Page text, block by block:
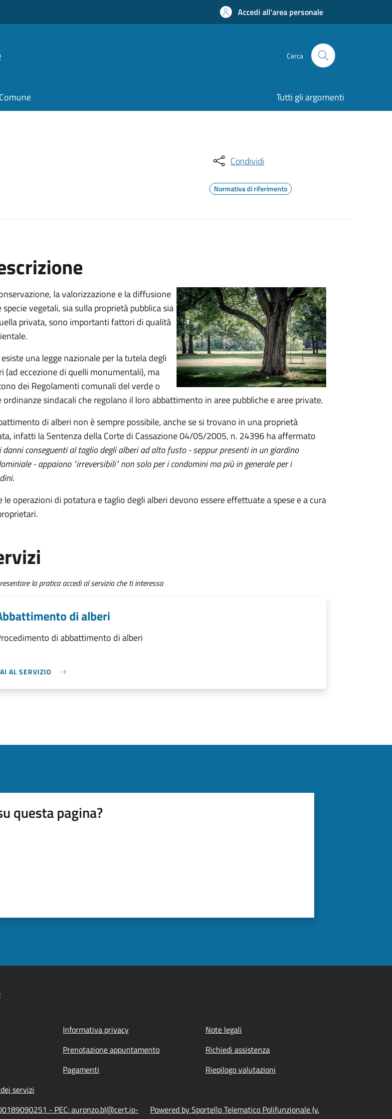
Accedi all'area personale
Cerca
Tutti gli argomenti
Condividi
Normativa di riferimento
la valorizzazione e la diffusione
specie vegetali, sia sulla proprietà pubblica sia
privata, sono importanti fattori di qualità
una legge nazionale per la tutela degli
(ad eccezione di quelli monumentali), ma
dei Regolamenti comunali del verde o
ordinanze sindacali che regolano il loro abbattimento in aree pubbliche e aree private.
di alberi non è sempre possibile, anche se si trovano in una proprietà
infatti la Sentenza della Corte di Cassazione 04/05/2005, n. 24396 ha affermato
i danni conseguenti al taglio degli alberi ad alto fusto - seppur presenti in un giardino
- appaiono "irreversibili" non solo per i condomini ma più in generale per i
.
le operazioni di potatura e taglio degli alberi devono essere effettuate a spese e a cura
la pratica accedi al servizio che ti interessa
di alberi
di abbattimento di alberi
AL SERVIZIO
questa pagina?
Informativa privacy
Note legali
Prenotazione appuntamento
Richiedi assistenza
Pagamenti
Riepilogo valutazioni
servizi
- PEC: auronzo.bl@cert.ip-
Powered by Sportello Telematico Polifunzionale (v.